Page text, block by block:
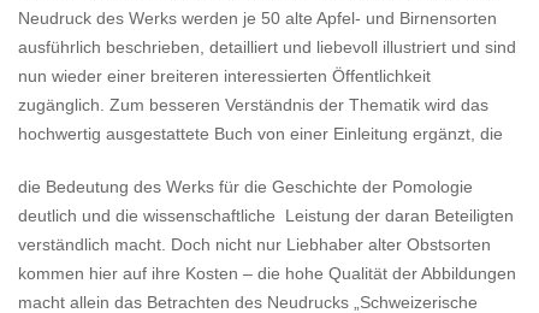
Neudruck des Werks werden je 50 alte Apfel- und Birnensorten
ausführlich beschrieben, detailliert und liebevoll illustriert und sind
nun wieder einer breiteren interessierten Öffentlichkeit
zugänglich. Zum besseren Verständnis der Thematik wird das
hochwertig ausgestattete Buch von einer Einleitung ergänzt, die
die Bedeutung des Werks für die Geschichte der Pomologie
deutlich und die wissenschaftliche Leistung der daran Beteiligten
verständlich macht. Doch nicht nur Liebhaber alter Obstsorten
kommen hier auf ihre Kosten – die hohe Qualität der Abbildungen
macht allein das Betrachten des Neudrucks „Schweizerische